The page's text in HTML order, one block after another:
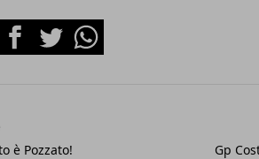
FacebookTwitterWhatsapp
è Pozzato!
Gp